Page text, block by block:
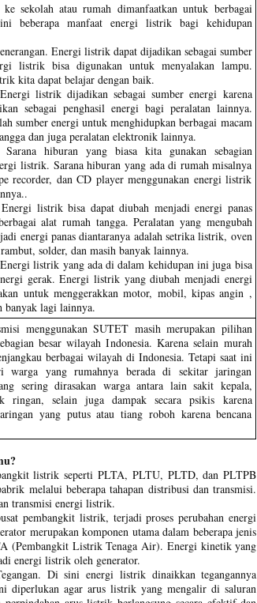
sekolah atau rumah dimanfaatkan untuk berbagai
beberapa manfaat energi listrik bagi kehidupan
Energi listrik dapat dijadikan sebagai sumber
listrik bisa digunakan untuk menyalakan lampu.
kita dapat belajar dengan baik.
listrik dijadikan sebagai sumber energi karena
sebagai penghasil energi bagi peralatan lainnya.
sumber energi untuk menghidupkan berbagai macam
dan juga peralatan elektronik lainnya.
Sarana hiburan yang biasa kita gunakan sebagian
listrik. Sarana hiburan yang ada di rumah misalnya
recorder, dan CD player menggunakan energi listrik
Energi listrik bisa dapat diubah menjadi energi panas
alat rumah tangga. Peralatan yang mengubah
energi panas diantaranya adalah setrika listrik, oven
solder, dan masih banyak lainnya.
listrik yang ada di dalam kehidupan ini juga bisa
gerak. Energi listrik yang diubah menjadi energi
untuk menggerakkan motor, mobil, kipas angin ,
banyak lagi lainnya.
menggunakan SUTET masih merupakan pilihan
besar wilayah Indonesia. Karena selain murah
berbagai wilayah di Indonesia. Tetapi saat ini
warga yang rumahnya berada di sekitar jaringan
sering dirasakan warga antara lain sakit kepala,
ringan, selain juga dampak secara psikis karena
yang putus atau tiang roboh karena bencana
listrik seperti PLTA, PLTU, PLTD, dan PLTPB
melalui beberapa tahapan distribusi dan transmisi.
transmisi energi listrik.
pembangkit listrik, terjadi proses perubahan energi
merupakan komponen utama dalam beberapa jenis
(Pembangkit Listrik Tenaga Air). Energi kinetik yang
energi listrik oleh generator.
Di sini energi listrik dinaikkan tegangannya
diperlukan agar arus listrik yang mengalir di saluran